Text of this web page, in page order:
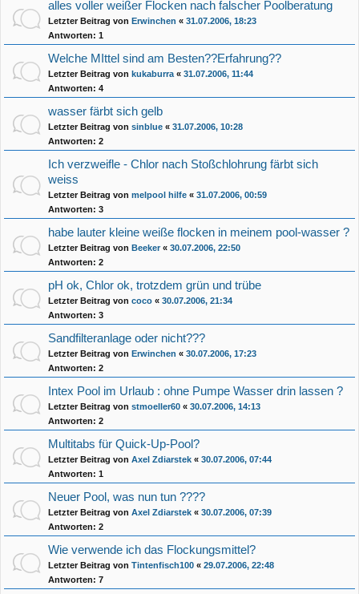
alles voller weißer Flocken nach falscher Poolberatung
Letzter Beitrag von Erwinchen « 31.07.2006, 18:23
Antworten: 1
Welche MIttel sind am Besten??Erfahrung??
Letzter Beitrag von kukaburra « 31.07.2006, 11:44
Antworten: 4
wasser färbt sich gelb
Letzter Beitrag von sinblue « 31.07.2006, 10:28
Antworten: 2
Ich verzweifle - Chlor nach Stoßchlohrung färbt sich
weiss
Letzter Beitrag von melpool hilfe « 31.07.2006, 00:59
Antworten: 3
habe lauter kleine weiße flocken in meinem pool-wasser ?
Letzter Beitrag von Beeker« 30.07.2006, 22:50
Antworten: 2
pH ok, Chlor ok, trotzdem grün und trübe
Letzter Beitrag von coco « 30.07.2006, 21:34
Antworten: 3
Sandfilteranlage oder nicht???
Letzter Beitrag von Erwinchen « 30.07.2006, 17:23
Antworten: 2
Intex Pool im Urlaub : ohne Pumpe Wasser drin lassen ?
Letzter Beitrag von stmoeller60 « 30.07.2006, 14:13
Antworten: 2
Multitabs für Quick-Up-Pool?
Letzter Beitrag von Axel Zdiarstek « 30.07.2006, 07:44
Antworten: 1
Neuer Pool, was nun tun ????
Letzter Beitrag von Axel Zdiarstek « 30.07.2006, 07:39
Antworten: 2
Wie verwende ich das Flockungsmittel?
Letzter Beitrag von Tintenfisch100 « 29.07.2006, 22:48
Antworten: 7